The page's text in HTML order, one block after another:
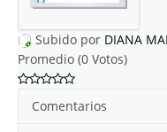
Subido por DIANA
Promedio (0 Votos)
Comentarios